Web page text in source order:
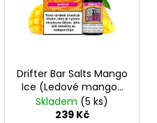
Drifter Bar Salts Mango
Ice (Ledové mango)
10ml 10mg
Skladem (5 ks)
239 Kč